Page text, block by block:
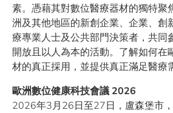
素。憑藉其對數位醫療器材的獨特聚
洲及其他地區的新創企業、企業、創
療專業人士及公共部門決策者，共同
開放且以人為本的活動。了解如何在
材的真正採用，並提供真正滿足醫療
歐洲數位健康科技會議 2026
2026年3月26日至27日，盧森堡市